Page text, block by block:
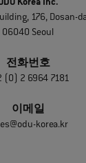
Korea Inc.
176, Dosan-
06040 Seoul
전화번호
(0) 2 6964 7181
이메일
korea.kr